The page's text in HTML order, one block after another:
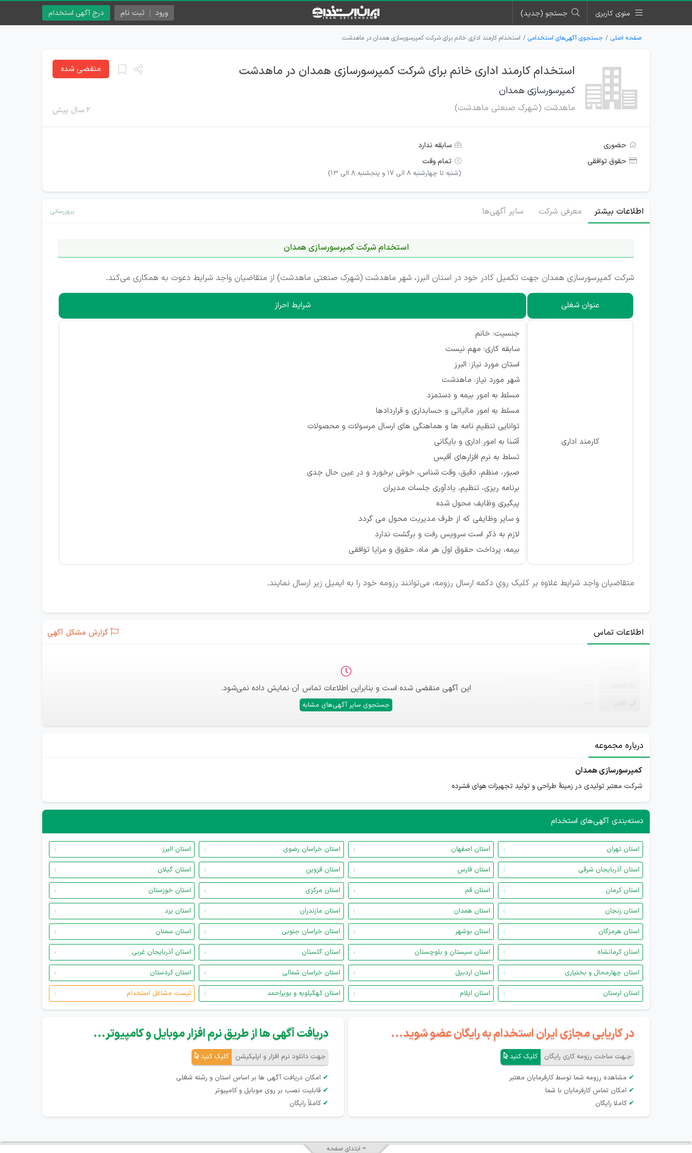
منوی کاربری جستجو (جدید) درج آگهی استخدام ورود ثبت نام
صفحه اصلی جستجوی آگهی‌های استخدامی استخدام کارمند اداری خانم برای شرکت کمپرسورسازی همدان در ماهدشت
استخدام کارمند اداری خانم برای شرکت کمپرسورسازی همدان در ماهدشت
کمپرسورسازی همدان
ماهدشت (شهرک صنعتی ماهدشت) ۲ سال پیش
منقضی شده
حضوری
سابقه ندارد
حقوق توافقی
تمام وقت
(شنبه تا چهارشنبه 8 الی 17 و پنجشنبه 8 الی 13)
اطلاعات بیشتر معرفی شرکت سایر آگهی‌ها بروزرسانی
استخدام شرکت کمپرسورسازی همدان
شرکت کمپرسورسازی همدان جهت تکمیل کادر خود در استان البرز، شهر ماهدشت (شهرک صنعتی ماهدشت) از متقاضیان واجد شرایط دعوت به همکاری می‌کند.
عنوان شغلی شرایط احراز
کارمند اداری
جنسیت: خانم
سابقه کاری: مهم نیست
استان مورد نیاز: البرز
شهر مورد نیاز: ماهدشت
مسلط به امور بیمه و دستمزد
مسلط به امور مالیاتی و حسابداری و قراردادها
توانایی تنظیم نامه ها و هماهنگی های ارسال مرسولات و محصولات
آشنا به امور اداری و بایگانی
تسلط به نرم افزارهای آفیس
صبور، منظم، دقیق، وقت شناس، خوش برخورد و در عین حال جدی
برنامه ریزی، تنظیم، یادآوری جلسات مدیران
پیگیری وظایف محول شده
و سایر وظایفی که از طرف مدیریت محول می گردد
لازم به ذکر است سرویس رفت و برگشت ندارد
بیمه، پرداخت حقوق اول هر ماه، حقوق و مزایا توافقی
متقاضیان واجد شرایط علاوه بر کلیک روی دکمه ارسال رزومه، می‌توانند رزومه خود را به ایمیل زیر ارسال نمایند.
اطلاعات تماس گزارش مشکل آگهی
این آگهی منقضی شده است و بنابراین اطلاعات تماس آن نمایش داده نمی‌شود.
جستجوی سایر آگهی‌های مشابه
درباره مجموعه
کمپرسورسازی همدان
شرکت معتبر تولیدی در زمینۀ طراحی و تولید تجهیزات هوای فشرده
دسته‌بندی آگهی‌های استخدام
استان تهران استان اصفهان استان خراسان رضوی
استان البرز
استان آذربایجان شرقی
استان فارس استان قزوین
استان گیلان
استان کرمان
استان قم استان مرکزی
استان خوزستان
استان زنجان
استان همدان استان مازندران
استان یزد
استان هرمزگان
استان بوشهر استان خراسان جنوبی
استان سمنان
استان کرمانشاه
استان سیستان و بلوچستان استان گلستان
استان آذربایجان غربی
استان چهارمحال و بختیاری
استان اردبیل استان خراسان شمالی
استان کردستان
استان لرستان
استان ایلام استان کهگیلویه و بویراحمد لیست مشاغل استخدام
در کاریابی مجازی ایران استخدام به رایگان عضو شوید...
جـهت ساخت رزومه کاری رایگان کلیک کنید
✔ مشاهده رزومه شما توسط کارفرمایان معتبر
✔ امکان تماس کارفرمایان با شما
✔ کاملا رایگان
دریافت آگهی ها از طریق نرم افزار موبایل و کامپیوتر...
جهت دانلود نرم افزار و اپلیکیشن کلیک کنید
✔ امکان دریافت آگهی ها بر اساس استان و رشته شغلی
✔ قابلیت نصب بر روی موبایل و کامپیوتر
✔ کاملاً رایگان
ابتدای صفحه